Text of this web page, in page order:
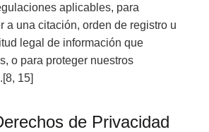
aplicables, para
a una citación, orden de registro u
legal de información que
o para proteger nuestros
15]
de Privacidad